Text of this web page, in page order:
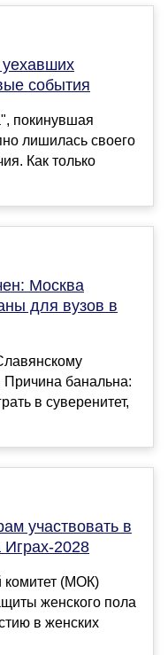
события
покинувшая
лишилась своего
Как только
Москва
для вузов в
Причина банальна:
в суверенитет,
участвовать в
Играх-2028
комитет (МОК)
женского пола
в женских